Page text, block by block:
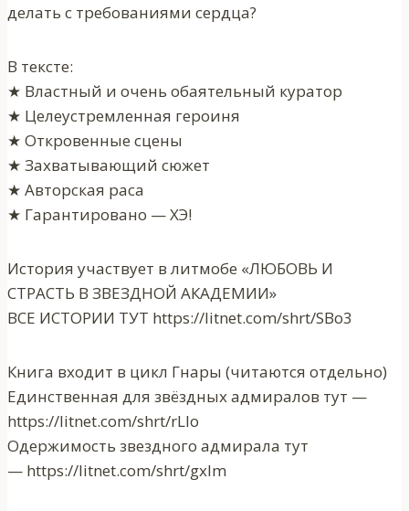
делать с требованиями сердца?
В тексте:
★ Властный и очень обаятельный куратор
★ Целеустремленная героиня
★ Откровенные сцены
★ Захватывающий сюжет
★ Авторская раса
★ Гарантировано — ХЭ!
История участвует в литмобе «ЛЮБОВЬ И
СТРАСТЬ В ЗВЕЗДНОЙ АКАДЕМИИ»
ВСЕ ИСТОРИИ ТУТ https://litnet.com/shrt/SBo3
Книга входит в цикл Гнары (читаются отдельно)
Единственная для звёздных адмиралов тут —
https://litnet.com/shrt/rLlo
Одержимость звездного адмирала тут
— https://litnet.com/shrt/gxlm